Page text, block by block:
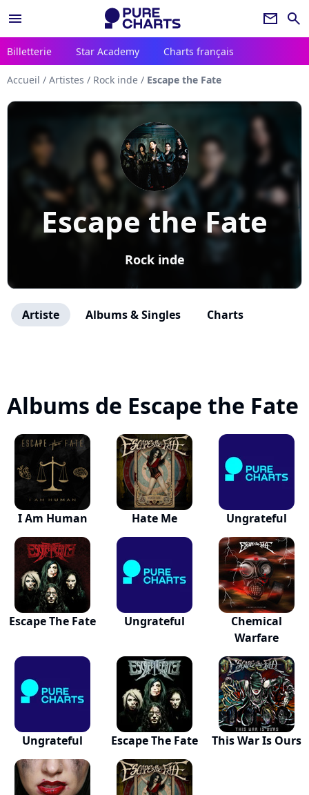
menu newsletter search
Billetterie Star Academy Charts français
Accueil / Artistes / Rock inde / Escape the Fate
Escape the Fate
Rock inde
Artiste Albums & Singles Charts
Albums de Escape the Fate
I Am Human Hate Me Ungrateful
Escape The Fate Ungrateful
Chemical
Warfare
Ungrateful Escape The Fate This War Is Ours